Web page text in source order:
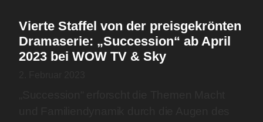
Vierte Staffel von der preisgekrönten
Dramaserie: „Succession“ ab April
2023 bei WOW TV & Sky